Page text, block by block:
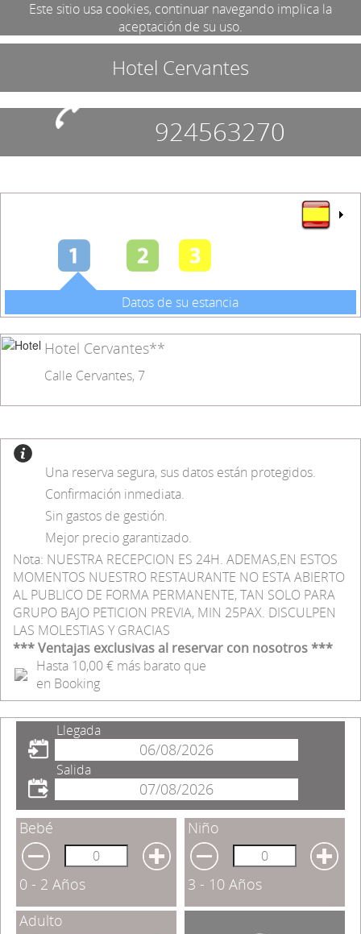
Este sitio usa cookies, continuar navegando implica la
aceptación de su uso.
Hotel Cervantes
924563270
Datos de su estancia
Hotel Cervantes**
Calle Cervantes, 7
Una reserva segura, sus datos están protegidos.
Confirmación inmediata.
Sin gastos de gestión.
Mejor precio garantizado.
Nota: NUESTRA RECEPCION ES 24H. ADEMAS,EN ESTOS
MOMENTOS NUESTRO RESTAURANTE NO ESTA ABIERTO
AL PUBLICO DE FORMA PERMANENTE, TAN SOLO PARA
GRUPO BAJO PETICION PREVIA, MIN 25PAX. DISCULPEN
LAS MOLESTIAS Y GRACIAS
*** Ventajas exclusivas al reservar con nosotros ***
Hasta 10,00 € más barato que
en Booking
Llegada
Salida
Bebé
0 - 2 Años
Niño
3 - 10 Años
Adulto